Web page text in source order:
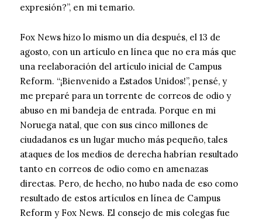
expresión?”, en mi temario.
Fox News hizo lo mismo un día después, el 13 de
agosto, con un artículo en línea que no era más que
una reelaboración del artículo inicial de Campus
Reform. “¡Bienvenido a Estados Unidos!”, pensé, y
me preparé para un torrente de correos de odio y
abuso en mi bandeja de entrada. Porque en mi
Noruega natal, que con sus cinco millones de
ciudadanos es un lugar mucho más pequeño, tales
ataques de los medios de derecha habrían resultado
tanto en correos de odio como en amenazas
directas. Pero, de hecho, no hubo nada de eso como
resultado de estos artículos en línea de Campus
Reform y Fox News. El consejo de mis colegas fue